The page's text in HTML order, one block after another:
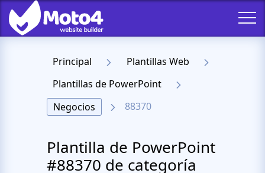
Principal
Plantillas Web
Plantillas de PowerPoint
Negocios
88370
Plantilla de PowerPoint
#88370 de categoría